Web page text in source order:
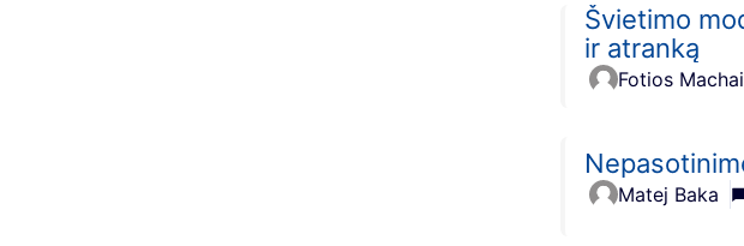
Švietimo
ir atranką
Fotios
Matej Baka